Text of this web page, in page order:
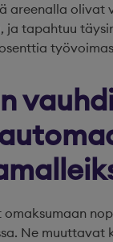
areenalla olivat
tapahtuu
Ne muuttavat